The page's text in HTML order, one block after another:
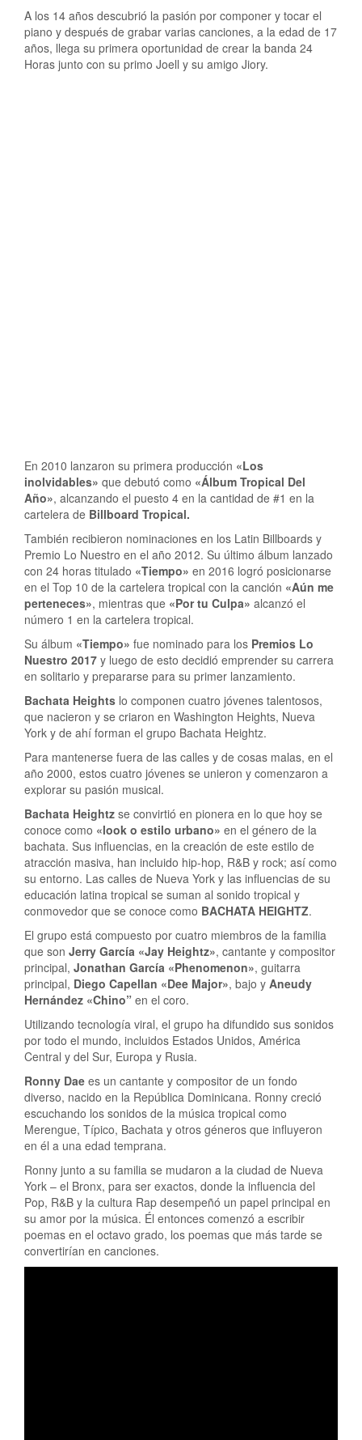
A los 14 años descubrió la pasión por componer y tocar el
piano y después de grabar varias canciones, a la edad de 17
años, llega su primera oportunidad de crear la banda 24
Horas junto con su primo Joell y su amigo Jiory.
En 2010 lanzaron su primera producción «Los
inolvidables» que debutó como «Álbum Tropical Del
Año», alcanzando el puesto 4 en la cantidad de #1 en la
cartelera de Billboard Tropical.
También recibieron nominaciones en los Latin Billboards y
Premio Lo Nuestro en el año 2012. Su último álbum lanzado
con 24 horas titulado «Tiempo» en 2016 logró posicionarse
en el Top 10 de la cartelera tropical con la canción «Aún me
perteneces», mientras que «Por tu Culpa» alcanzó el
número 1 en la cartelera tropical.
Su álbum «Tiempo» fue nominado para los Premios Lo
Nuestro 2017 y luego de esto decidió emprender su carrera
en solitario y prepararse para su primer lanzamiento.
Bachata Heights lo componen cuatro jóvenes talentosos,
que nacieron y se criaron en Washington Heights, Nueva
York y de ahí forman el grupo Bachata Heightz.
Para mantenerse fuera de las calles y de cosas malas, en el
año 2000, estos cuatro jóvenes se unieron y comenzaron a
explorar su pasión musical.
Bachata Heightz se convirtió en pionera en lo que hoy se
conoce como «look o estilo urbano» en el género de la
bachata. Sus influencias, en la creación de este estilo de
atracción masiva, han incluido hip-hop, R&B y rock; así como
su entorno. Las calles de Nueva York y las influencias de su
educación latina tropical se suman al sonido tropical y
conmovedor que se conoce como BACHATA HEIGHTZ.
El grupo está compuesto por cuatro miembros de la familia
que son Jerry García «Jay Heightz», cantante y compositor
principal, Jonathan García «Phenomenon», guitarra
principal, Diego Capellan «Dee Major», bajo y Aneudy
Hernández «Chino” en el coro.
Utilizando tecnología viral, el grupo ha difundido sus sonidos
por todo el mundo, incluidos Estados Unidos, América
Central y del Sur, Europa y Rusia.
Ronny Dae es un cantante y compositor de un fondo
diverso, nacido en la República Dominicana. Ronny creció
escuchando los sonidos de la música tropical como
Merengue, Típico, Bachata y otros géneros que influyeron
en él a una edad temprana.
Ronny junto a su familia se mudaron a la ciudad de Nueva
York – el Bronx, para ser exactos, donde la influencia del
Pop, R&B y la cultura Rap desempeñó un papel principal en
su amor por la música. Él entonces comenzó a escribir
poemas en el octavo grado, los poemas que más tarde se
convertirían en canciones.